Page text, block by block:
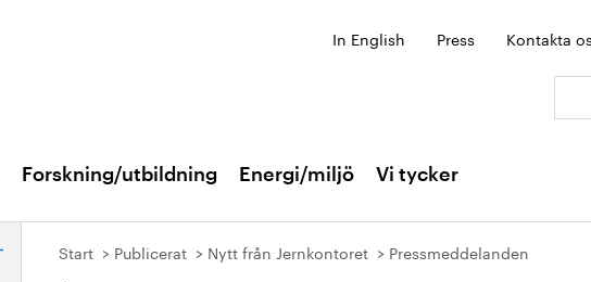
In English Press Kontakta
Forskning/utbildning Energi/miljö Vi tycker
Start Publicerat Nytt från Jernkontoret Pressmeddelanden